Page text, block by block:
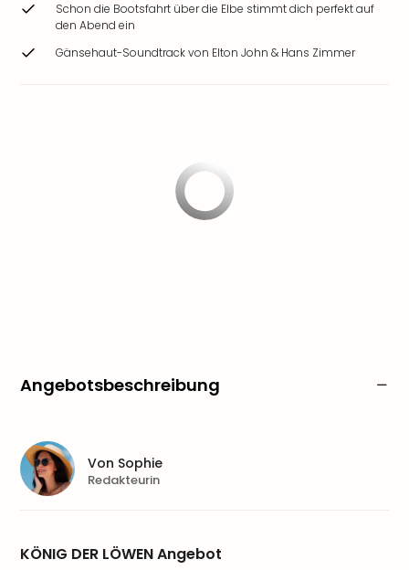
Schon die Bootsfahrt über die Elbe stimmt dich perfekt auf
den Abend ein
Gänsehaut-Soundtrack von Elton John & Hans Zimmer
Angebotsbeschreibung
KÖNIG DER LÖWEN Angebot
Von Sophie
Redakteurin